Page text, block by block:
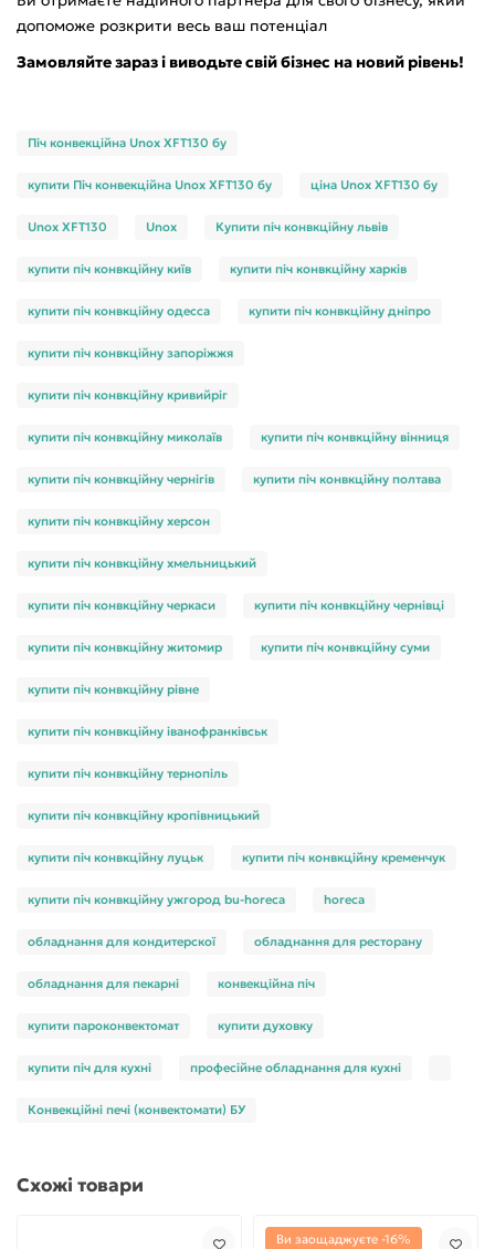
допоможе розкрити весь ваш потенціал
Замовляйте зараз і виводьте свій бізнес на новий рівень!
Піч конвекційна Unox XFT130 бу
купити Піч конвекційна Unox XFT130 бу ціна Unox XFT130 бу
Unox XFT130 Unox Купити піч конвкційну львів
купити піч конвкційну київ купити піч конвкційну харків
купити піч конвкційну одесса купити піч конвкційну дніпро
купити піч конвкційну запоріжжя
купити піч конвкційну кривийріг
купити піч конвкційну миколаїв купити піч конвкційну вінниця
купити піч конвкційну чернігів купити піч конвкційну полтава
купити піч конвкційну херсон
купити піч конвкційну хмельницький
купити піч конвкційну черкаси купити піч конвкційну чернівці
купити піч конвкційну житомир купити піч конвкційну суми
купити піч конвкційну рівне
купити піч конвкційну іванофранківськ
купити піч конвкційну тернопіль
купити піч конвкційну кропівницький
купити піч конвкційну луцьк купити піч конвкційну кременчук
купити піч конвкційну ужгород bu-horeca horeca
обладнання для кондитерскої обладнання для ресторану
обладнання для пекарні конвекційна піч
купити пароконвектомат купити духовку
купити піч для кухні професійне обладнання для кухні
Конвекційні печі (конвектомати) БУ
Схожі товари
Ви заощаджуєте -16%